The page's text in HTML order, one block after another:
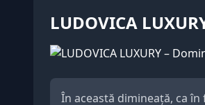
LUDOVICA
În această dimineață, ca